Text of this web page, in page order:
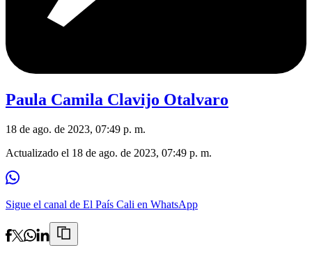
Paula Camila Clavijo Otalvaro
18 de ago. de 2023, 07:49 p. m.
Actualizado el 18 de ago. de 2023, 07:49 p. m.
Sigue el canal de El País Cali en WhatsApp